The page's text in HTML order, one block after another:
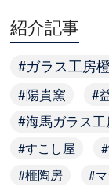
紹介記事
ガラス工房橙
陽貴窯
海馬ガラス工
すこし屋
榧陶房